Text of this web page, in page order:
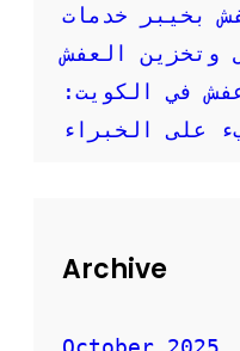
ا
ف
ة
ل
بخيبر خدمات
في الكويت:
على الخبراء
Archive